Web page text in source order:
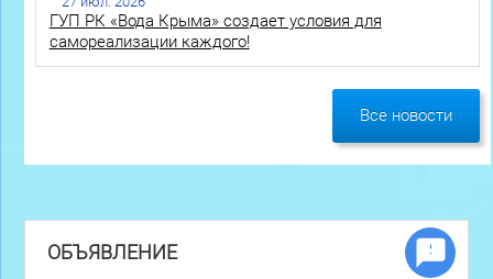
ГУП РК «Вода Крыма» создает условия для
самореализации каждого!
Все новости
ОБЪЯВЛЕНИЕ